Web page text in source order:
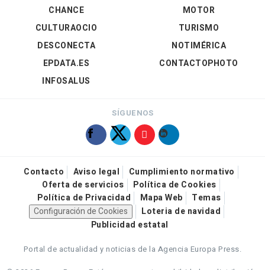
CHANCE
CULTURAOCIO
DESCONECTA
EPDATA.ES
INFOSALUS
MOTOR
TURISMO
NOTIMÉRICA
CONTACTOPHOTO
SÍGUENOS
Contacto Aviso legal
Cumplimiento normativo
Oferta de servicios
Política de Cookies
Política de Privacidad
Mapa Web
Temas
Configuración de Cookies
Loteria de navidad
Publicidad estatal
Portal de actualidad y noticias de la Agencia Europa Press.